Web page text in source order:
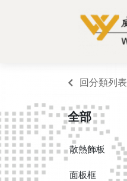
回分類列表
全部
散熱飾板
面板框